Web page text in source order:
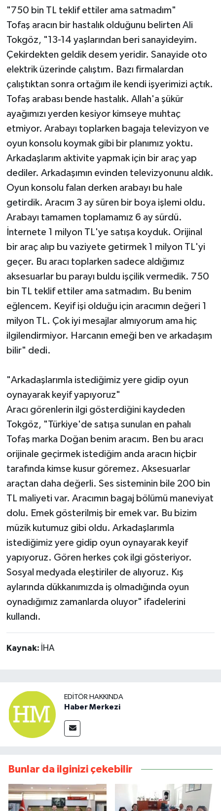
"750 bin TL teklif ettiler ama satmadım"
Tofaş aracın bir hastalık olduğunu belirten Ali
Tokgöz, "13-14 yaşlarından beri sanayideyim.
Çekirdekten geldik desem yeridir. Sanayide oto
elektrik üzerinde çalıştım. Bazı firmalardan
çalıştıktan sonra ortağım ile kendi işyerimizi açtık.
Tofaş arabası bende hastalık. Allah'a şükür
ayağımızı yerden kesiyor kimseye muhtaç
etmiyor. Arabayı toplarken bagaja televizyon ve
oyun konsolu koymak gibi bir planımız yoktu.
Arkadaşlarım aktivite yapmak için bir araç yap
dediler. Arkadaşımın evinden televizyonunu aldık.
Oyun konsolu falan derken arabayı bu hale
getirdik. Aracım 3 ay süren bir boya işlemi oldu.
Arabayı tamamen toplamamız 6 ay sürdü.
İnternete 1 milyon TL'ye satışa koyduk. Orijinal
bir araç alıp bu vaziyete getirmek 1 milyon TL'yi
geçer. Bu aracı toplarken sadece aldığımız
aksesuarlar bu parayı buldu işçilik vermedik. 750
bin TL teklif ettiler ama satmadım. Bu benim
eğlencem. Keyif işi olduğu için aracımın değeri 1
milyon TL. Çok iyi mesajlar almıyorum ama hiç
ilgilendirmiyor. Harcanın emeği ben ve arkadaşım
bilir" dedi.
"Arkadaşlarımla istediğimiz yere gidip oyun
oynayarak keyif yapıyoruz"
Aracı görenlerin ilgi gösterdiğini kaydeden
Tokgöz, "Türkiye'de satışa sunulan en pahalı
Tofaş marka Doğan benim aracım. Ben bu aracı
orijinale geçirmek istediğim anda aracın hiçbir
tarafında kimse kusur göremez. Aksesuarlar
araçtan daha değerli. Ses sisteminin bile 200 bin
TL maliyeti var. Aracımın bagaj bölümü maneviyat
dolu. Emek gösterilmiş bir emek var. Bu bizim
müzik kutumuz gibi oldu. Arkadaşlarımla
istediğimiz yere gidip oyun oynayarak keyif
yapıyoruz. Gören herkes çok ilgi gösteriyor.
Sosyal medyada eleştiriler de alıyoruz. Kış
aylarında dükkanımızda iş olmadığında oyun
oynadığımız zamanlarda oluyor" ifadelerini
kullandı.
Kaynak: İHA
EDITÖR HAKKINDA
Haber Merkezi
Bunlar da ilginizi çekebilir